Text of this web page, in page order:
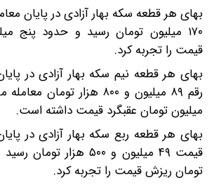
بهای هر قطعه سکه بهار آزادی در پایان
۱۷۰ میلیون تومان رسید و حدود پنج
قیمت را تجربه کرد.
بهای هر قطعه نیم سکه بهار آزادی در
رقم ۸۹ میلیون و ۸۰۰ هزار
میلیون تومان عقبگرد قیمت داشته است.
بهای هر قطعه ربع سکه بهار آزادی در
قیمت ۴۹ میلیون و ۵۰۰
تومان ریزش قیمت را تجربه کرد.